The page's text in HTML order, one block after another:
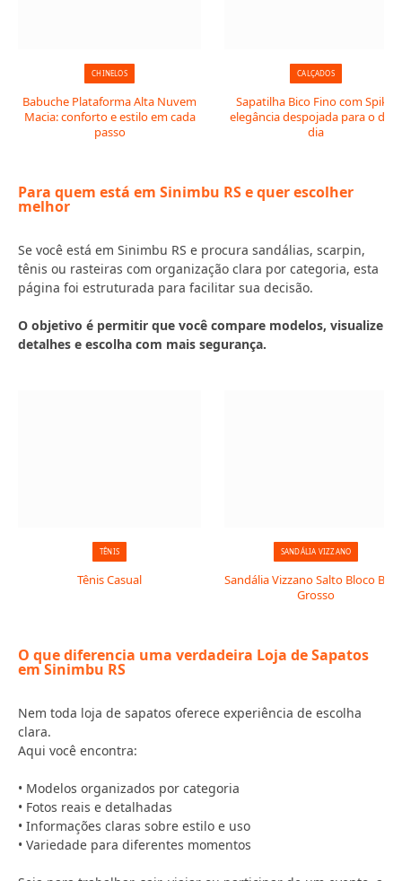
CHINELOS
Babuche Plataforma Alta Nuvem
Macia: conforto e estilo em cada
passo
CALÇADOS
Sapatilha Bico Fino com Spike:
elegância despojada para o dia a
dia
Para quem está em Sinimbu RS e quer escolher
melhor
Se você está em Sinimbu RS e procura sandálias, scarpin,
tênis ou rasteiras com organização clara por categoria, esta
página foi estruturada para facilitar sua decisão.
O objetivo é permitir que você compare modelos, visualize
detalhes e escolha com mais segurança.
TÊNIS
Tênis Casual
SANDÁLIA VIZZANO
Sandália Vizzano Salto Bloco
Grosso
O que diferencia uma verdadeira Loja de Sapatos
em Sinimbu RS
Nem toda loja de sapatos oferece experiência de escolha
clara.
Aqui você encontra:
• Modelos organizados por categoria
• Fotos reais e detalhadas
• Informações claras sobre estilo e uso
• Variedade para diferentes momentos